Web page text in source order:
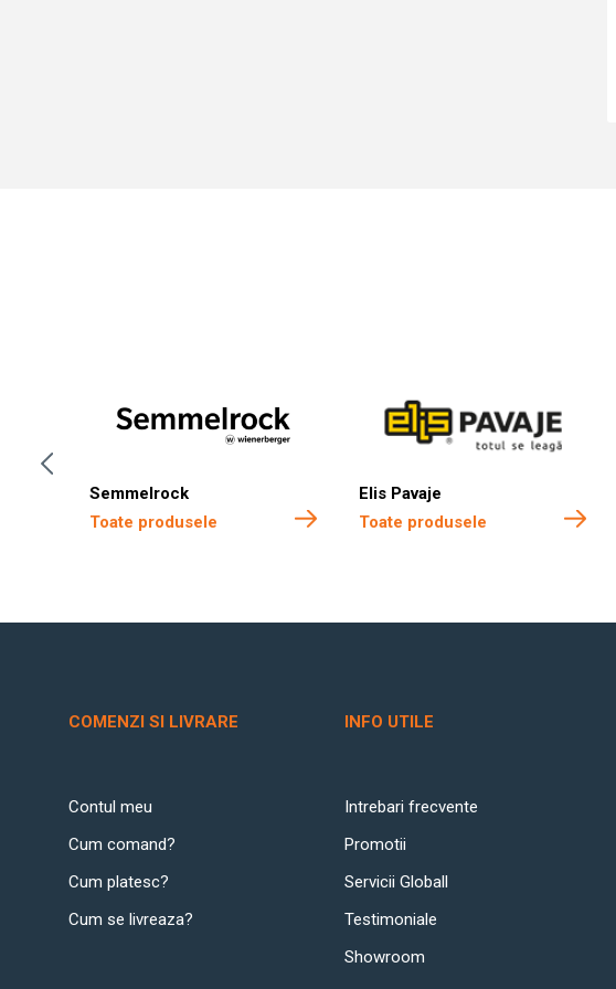
Semmelrock
Toate produsele
Elis Pavaje
Toate produsele
COMENZI SI LIVRARE
Contul meu
Cum comand?
Cum platesc?
Cum se livreaza?
INFO UTILE
Intrebari frecvente
Promotii
Servicii Globall
Testimoniale
Showroom